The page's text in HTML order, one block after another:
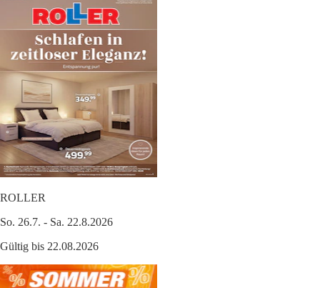
ROLLER
So. 26.7. - Sa. 22.8.2026
Gültig bis 22.08.2026